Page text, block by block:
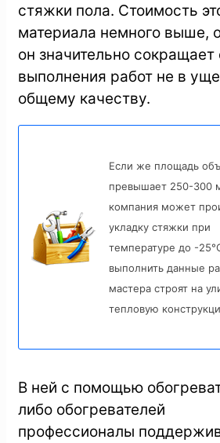
стяжки пола. Стоимость
материала немного выше,
он значительно сокращает
выполнения работ не в
общему качеству.
Если же площадь
превышает 250-300
компания может
укладку стяжки при
температуре до -
выполнить данные
мастера строят на
тепловую
В ней с помощью
либо обогревателей
профессионалы